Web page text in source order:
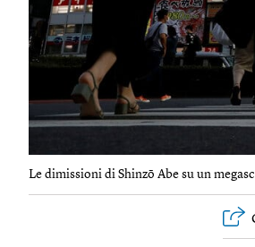
Le dimissioni di Shinzō Abe su un